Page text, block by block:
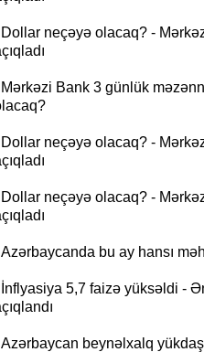
neçəyə olacaq? -
Bank 3 günlük
neçəyə olacaq? -
neçəyə olacaq? -
bu ay hansı
5,7 faizə yüksəldi -
beynəlxalq